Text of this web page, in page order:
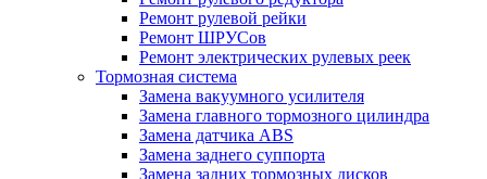
Ремонт рулевой рейки
Ремонт ШРУСов
Ремонт электрических рулевых реек
Тормозная система
Замена вакуумного усилителя
Замена главного тормозного цилиндра
Замена датчика ABS
Замена заднего суппорта
Замена задних тормозных дисков